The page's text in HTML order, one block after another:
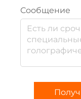
Сообщение